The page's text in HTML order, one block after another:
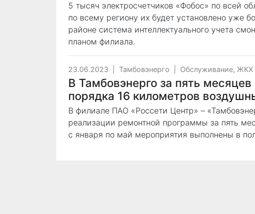
5 тысяч электросчетчиков «Фобос» по всей
по всему региону их будет установлено уже
районе система интеллектуального учета
планом филиала.
23.06.2023 Тамбовэнерго Обслуживание, ЖКХ
В Тамбовэнерго за пять
порядка 16 километров
В филиале ПАО «Россети Центр» –
реализации ремонтной программы за пять
с января по май мероприятия выполнены в